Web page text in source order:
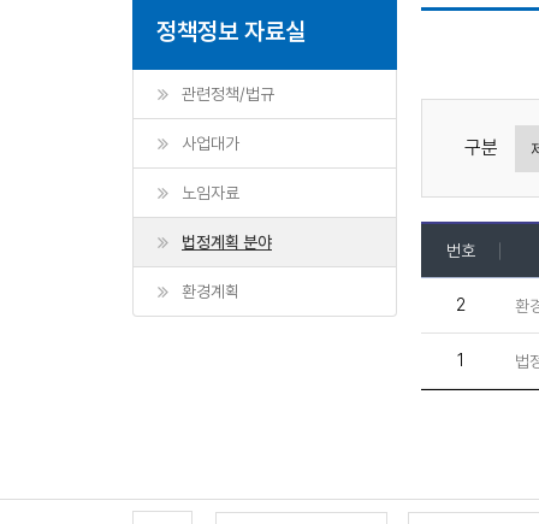
정책정보 자료실
관련정책/법규
사업대가
노임자료
법정계획 분야
환경계획
구분
번호
2 환
1 법